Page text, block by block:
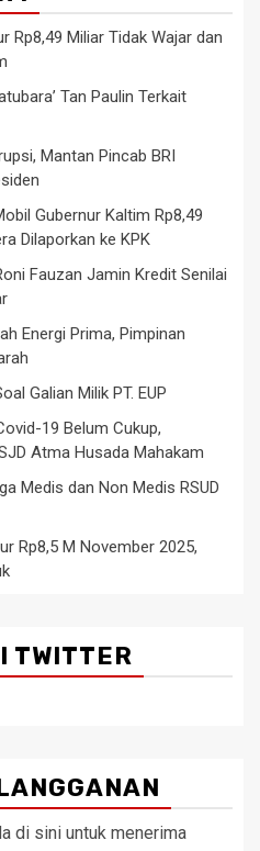
Rp8,49 Miliar Tidak Wajar dan
Tan Paulin Terkait
Mantan Pincab BRI
Gubernur Kaltim Rp8,49
Dilaporkan ke KPK
Fauzan Jamin Kredit Senilai
Energi Prima, Pimpinan
Galian Milik PT. EUP
19 Belum Cukup,
Atma Husada Mahakam
Medis dan Non Medis RSUD
Rp8,5 M November 2025,
TWITTER
di sini untuk menerima